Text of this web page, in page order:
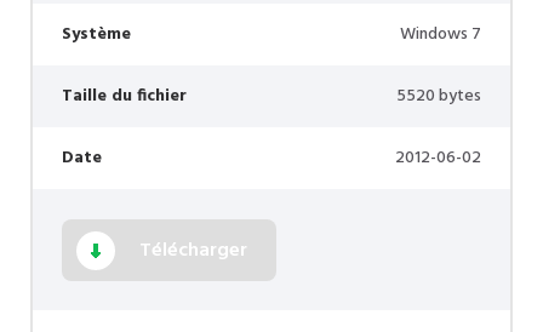
Système Windows 7
Taille du fichier 5520 bytes
Date 2012-06-02
Télécharger